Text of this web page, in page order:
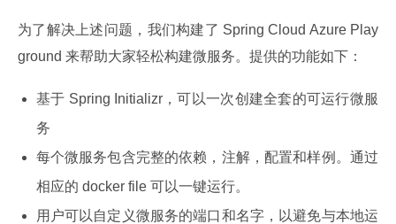
为了解决上述问题，我们构建了 Spring Cloud Azure Play
ground 来帮助大家轻松构建微服务。提供的功能如下：
基于 Spring Initializr，可以一次创建全套的可运行微服
务
每个微服务包含完整的依赖，注解，配置和样例。通过
相应的 docker file 可以一键运行。
用户可以自定义微服务的端口和名字，以避免与本地运